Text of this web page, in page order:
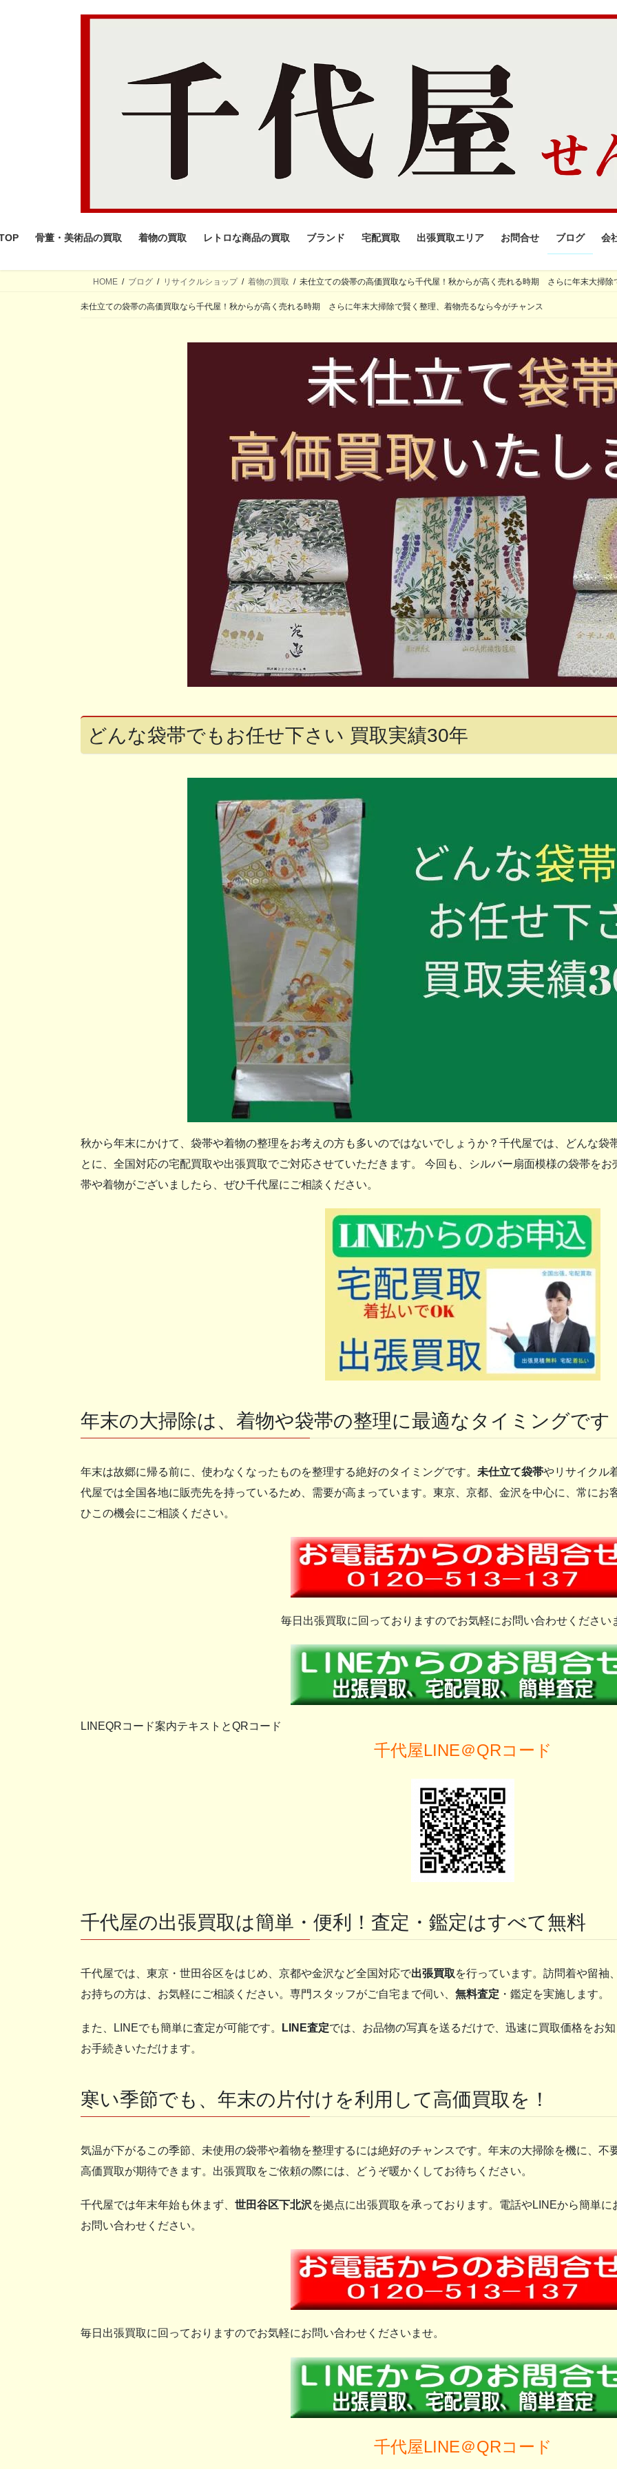
骨董・美術品の買取 着物の買取 レトロな商品の買取 ブランド 宅配買取 出張買取エリア お問合せ ブログ 会
HOME ブログ リサイクルショップ 着物の買取 未仕立ての袋帯の高価買取なら千代屋！秋からが高く売れる時期 さらに年末大掃除
未仕立ての袋帯の高価買取なら千代屋！秋からが高く売れる時期 さらに年末大掃除で賢く整理、着物売るなら今がチャンス
どんな袋帯でもお任せ下さい 買取実績30年
秋から年末にかけて、袋帯や着物の整理をお考えの方も多いのではないでしょうか？千代屋では、どんな袋
とに、全国対応の宅配買取や出張買取でご対応させていただきます。 今回も、シルバー扇面模様の袋帯を
帯や着物がございましたら、ぜひ千代屋にご相談ください。
年末の大掃除は、着物や袋帯の整理に最適なタイミングです
年末は故郷に帰る前に、使わなくなったものを整理する絶好のタイミングです。 未仕立て袋帯やリサイクル
代屋では全国各地に販売先を持っているため、需要が高まっています。東京、京都、金沢を中心に、常にお
ひこの機会にご相談ください。
毎日出張買取に回っておりますのでお気軽にお問い合わせください
LINEQRコード案内テキストとQRコード
千代屋LINE＠QRコード
千代屋の出張買取は簡単・便利！査定・鑑定はすべて無料
千代屋では、東京・世田谷区をはじめ、京都や金沢など全国対応で出張買取を行っています。訪問着や留袖
お持ちの方は、お気軽にご相談ください。専門スタッフがご自宅まで伺い、 無料査定 ・鑑定を実施します。
また、LINEでも簡単に査定が可能です。 LINE査定では、お品物の写真を送るだけで、迅速に買取価格をお
お手続きいただけます。
寒い季節でも、年末の片付けを利用して高価買取を！
気温が下がるこの季節、未使用の袋帯や着物を整理するには絶好のチャンスです。年末の大掃除を機に、不
高価買取が期待できます。出張買取をご依頼の際には、どうぞ暖かくしてお待ちください。
千代屋では年末年始も休まず、 世田谷区下北沢を拠点に出張買取を承っております。電話やLINEから簡単
お問い合わせください。
毎日出張買取に回っておりますのでお気軽にお問い合わせくださいませ。
千代屋LINE＠QRコード